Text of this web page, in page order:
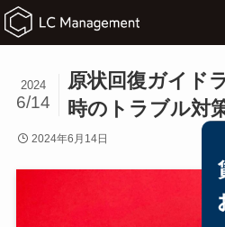
原状回復ガイド
時のトラブル対
2024
6/14
2024年6月14日